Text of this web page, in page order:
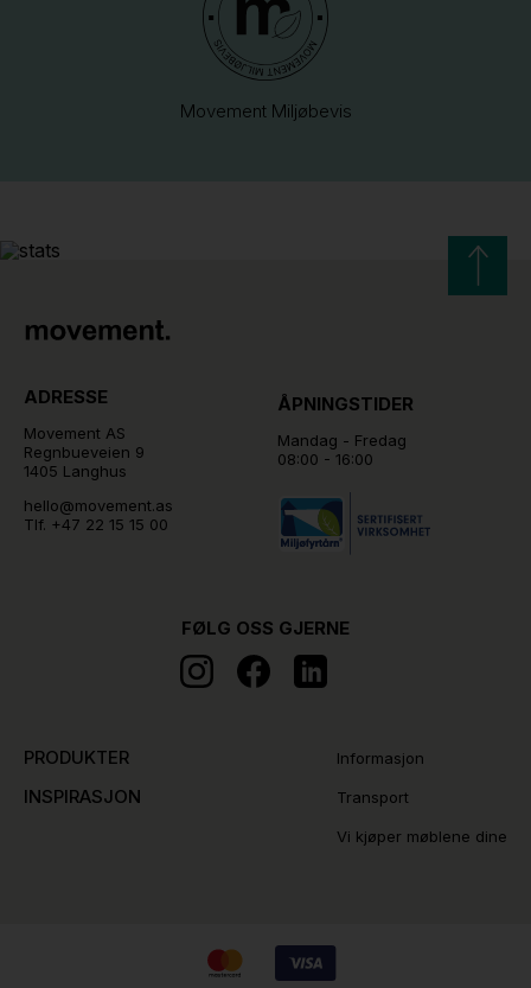
Movement Miljøbevis
ADRESSE
Movement AS
Regnbueveien 9
1405 Langhus
hello@movement.as
Tlf. +47 22 15 15 00
ÅPNINGSTIDER
Mandag - Fredag
08:00 - 16:00
PRODUKTER
INSPIRASJON
Informasjon
Transport
Vi kjøper møblene dine
FØLG OSS GJERNE